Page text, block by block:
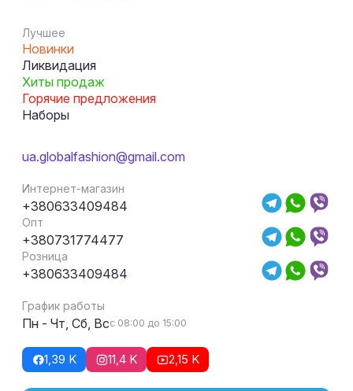
Лучшее
Новинки
Ликвидация
Хиты продаж
Горячие предложения
Наборы
ua.globalfashion@gmail.com
Интернет-магазин
+380633409484
Опт
+380731774477
Розница
+380633409484
График работы
Пн - Чт, Сб, Всс 08:00 до 15:00
1,39 K 11,4 K 2,15 K